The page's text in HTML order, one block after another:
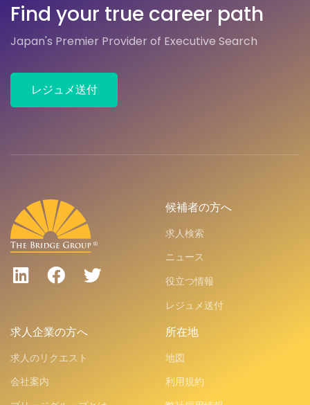
Find your true career path
Japan's Premier Provider of Executive Search
レジュメ送付
候補者の方へ
求人検索
ニュース
役立つ情報
レジュメ送付
求人企業の方へ
求人のリクエスト
会社案内
所在地
地図
利用規約